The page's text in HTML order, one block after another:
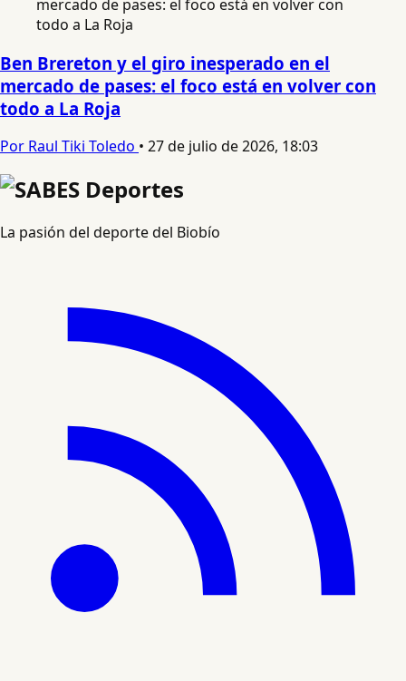
Ben Brereton y el giro inesperado en el
mercado de pases: el foco está en volver con
todo a La Roja
Por Raul Tiki Toledo • 27 de julio de 2026, 18:03
La pasión del deporte del Biobío